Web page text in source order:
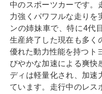
中のスポーツカーです。
力強くパワフルな走りを
ンの姉妹車で、特に4代
生産終了した現在も多く
優れた動力性能を持つト
びやかな加速による爽快
ディは軽量化され、加速
ています。走行中のレス